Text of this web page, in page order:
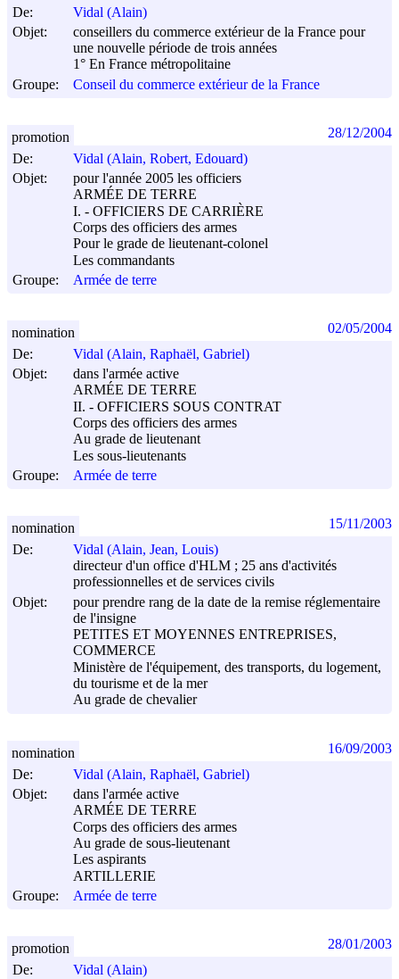
De:
Vidal (Alain)
Objet:
conseillers du commerce extérieur de la France pour
une nouvelle période de trois années
1° En France métropolitaine
Groupe:
Conseil du commerce extérieur de la France
De:
Vidal (Alain, Robert, Edouard)
Objet:
pour l'année 2005 les officiers
ARMÉE DE TERRE
I. - OFFICIERS DE CARRIÈRE
Corps des officiers des armes
Pour le grade de lieutenant-colonel
Les commandants
Groupe:
Armée de terre
promotion 28/12/2004
De:
Vidal (Alain, Raphaël, Gabriel)
Objet:
dans l'armée active
ARMÉE DE TERRE
II. - OFFICIERS SOUS CONTRAT
Corps des officiers des armes
Au grade de lieutenant
Les sous-lieutenants
Groupe:
Armée de terre
nomination 02/05/2004
De:
Vidal (Alain, Jean, Louis)
directeur d'un office d'HLM ; 25 ans d'activités
professionnelles et de services civils
Objet:
pour prendre rang de la date de la remise réglementaire
de l'insigne
PETITES ET MOYENNES ENTREPRISES,
COMMERCE
Ministère de l'équipement, des transports, du logement,
du tourisme et de la mer
Au grade de chevalier
nomination 15/11/2003
De:
Vidal (Alain, Raphaël, Gabriel)
Objet:
dans l'armée active
ARMÉE DE TERRE
Corps des officiers des armes
Au grade de sous-lieutenant
Les aspirants
ARTILLERIE
Groupe:
Armée de terre
nomination 16/09/2003
De:
Vidal (Alain)
promotion 28/01/2003